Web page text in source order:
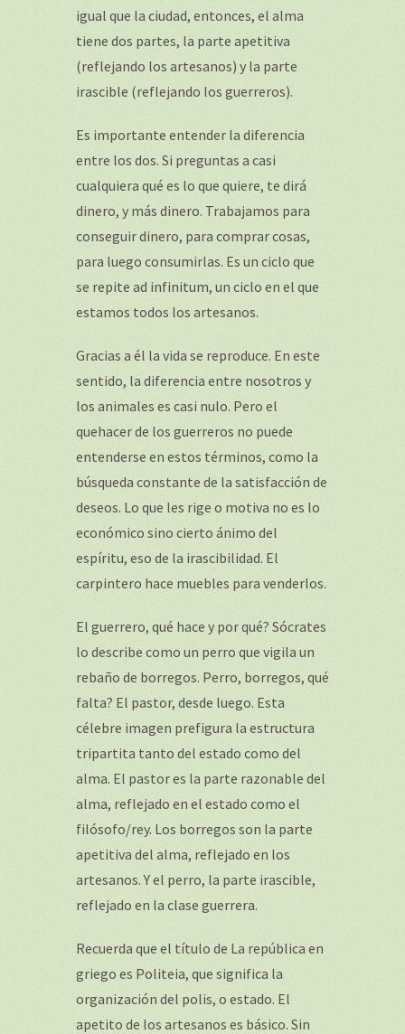
igual que la ciudad, entonces, el alma
tiene dos partes, la parte apetitiva
(reflejando los artesanos) y la parte
irascible (reflejando los guerreros).
Es importante entender la diferencia
entre los dos. Si preguntas a casi
cualquiera qué es lo que quiere, te dirá
dinero, y más dinero. Trabajamos para
conseguir dinero, para comprar cosas,
para luego consumirlas. Es un ciclo que
se repite ad infinitum, un ciclo en el que
estamos todos los artesanos.
Gracias a él la vida se reproduce. En este
sentido, la diferencia entre nosotros y
los animales es casi nulo. Pero el
quehacer de los guerreros no puede
entenderse en estos términos, como la
búsqueda constante de la satisfacción de
deseos. Lo que les rige o motiva no es lo
económico sino cierto ánimo del
espíritu, eso de la irascibilidad. El
carpintero hace muebles para venderlos.
El guerrero, qué hace y por qué? Sócrates
lo describe como un perro que vigila un
rebaño de borregos. Perro, borregos, qué
falta? El pastor, desde luego. Esta
célebre imagen prefigura la estructura
tripartita tanto del estado como del
alma. El pastor es la parte razonable del
alma, reflejado en el estado como el
filósofo/rey. Los borregos son la parte
apetitiva del alma, reflejado en los
artesanos. Y el perro, la parte irascible,
reflejado en la clase guerrera.
Recuerda que el título de La república en
griego es Politeia, que significa la
organización del polis, o estado. El
apetito de los artesanos es básico. Sin